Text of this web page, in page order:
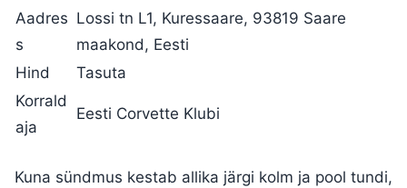
Aadres
s
Lossi tn L1, Kuressaare, 93819 Saare
maakond, Eesti
Hind
Tasuta
Korrald
aja
Eesti Corvette Klubi
Kuna sündmus kestab allika järgi kolm ja pool tundi,